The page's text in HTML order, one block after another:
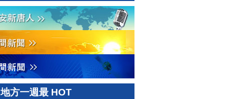
地方一週最 HOT